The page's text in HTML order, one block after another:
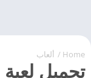
Home
/ ألعاب